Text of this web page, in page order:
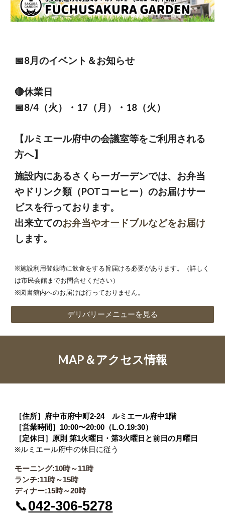
📅8月のイベント＆お知らせ
🔴休業日
📅8/4 （火）・ 17 （月 ）・ 18 （火 ）
【ルミエール府中の会議室等をご利用される
方へ】
施設内にあるさくらーガーデンでは、お弁当
やドリンク類（POTコーヒー）のお届けサー
ビスを行っております。
出来立てのお弁当やオードブルなどをお届け
します。
※施設利用登録時に飲食をする旨届ける必要があります。（詳しく
は市民会館までお問合せください）
※図書館内へのお届けは行っておりません。
デリバリーメニューを見る
MAP＆アクセス情報
［住所］府中市府中町2-24 ルミエール府中1階
［営業時間］10:00〜20:00（L.O.19:30）
［定休日］原則 第1火曜日・第3火曜日と前日の月曜日
※ルミエール府中の休日に従う
モーニング:10時～11時
ランチ:11時～15時
ディナー:15時～20時
📞042-306-5278